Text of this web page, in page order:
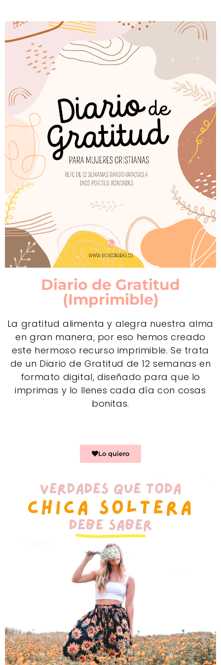
Diario de Gratitud
(Imprimible)
La gratitud alimenta y alegra nuestra alma
en gran manera, por eso hemos creado
este hermoso recurso imprimible. Se trata
de un Diario de Gratitud de 12 semanas en
formato digital, diseñado para que lo
imprimas y lo llenes cada día con cosas
bonitas.
Lo quiero